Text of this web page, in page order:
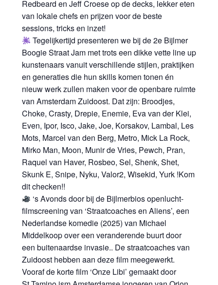
Redbeard en Jeff Croese op de decks, lekker eten
van lokale chefs en prijzen voor de beste
sessions, tricks en inzet!
Tegelijkertijd presenteren we bij de 2e Bijlmer
Boogie Straat Jam met trots een dikke vette line up
kunstenaars vanuit verschillende stijlen, praktijken
en generaties die hun skills komen tonen én
nieuw werk zullen maken voor de openbare ruimte
van Amsterdam Zuidoost. Dat zijn: Broodjes,
Choke, Crasty, Drepie, Enemie, Eva van der Klei,
Even, Ipor, Isco, Jake, Joe, Korsakov, Lambal, Les
Mots, Marcel van den Berg, Metro, Mick La Rock,
Mirko Man, Moon, Munir de Vries, Pewch, Pran,
Raquel van Haver, Rosbeo, Sel, Shenk, Shet,
Skunk E, Snipe, Nyku, Valor2, Wisekid, Yurk !Kom
dit checken!!
‘s Avonds door bij de Bijlmerbios openlucht-
filmscreening van ‘Straatcoaches en Aliens’, een
Nederlandse komedie (2025) van Michael
Middelkoop over een veranderende buurt door
een buitenaardse invasie.. De straatcoaches van
Zuidoost hebben aan deze film meegewerkt.
Vooraf de korte film ‘Onze Libi’ gemaakt door